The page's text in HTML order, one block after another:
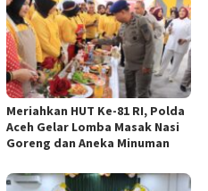
Meriahkan HUT Ke-81 RI, Polda
Aceh Gelar Lomba Masak Nasi
Goreng dan Aneka Minuman